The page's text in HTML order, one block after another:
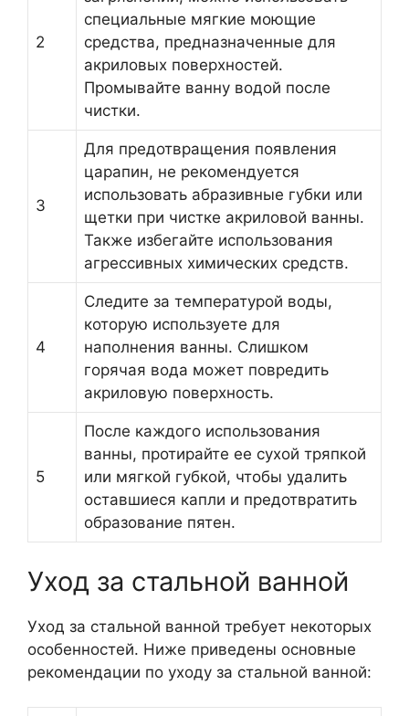
2
специальные мягкие моющие
средства, предназначенные для
акриловых поверхностей.
Промывайте ванну водой после
чистки.
3
Для предотвращения появления
царапин, не рекомендуется
использовать абразивные губки или
щетки при чистке акриловой ванны.
Также избегайте использования
агрессивных химических средств.
4
Следите за температурой воды,
которую используете для
наполнения ванны. Слишком
горячая вода может повредить
акриловую поверхность.
5
После каждого использования
ванны, протирайте ее сухой тряпкой
или мягкой губкой, чтобы удалить
оставшиеся капли и предотвратить
образование пятен.
Уход за стальной ванной
Уход за стальной ванной требует некоторых
особенностей. Ниже приведены основные
рекомендации по уходу за стальной ванной: